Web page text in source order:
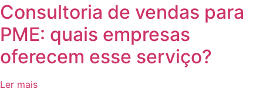
⁠Consultoria de vendas para
PME: quais empresas
oferecem esse serviço?
Ler mais